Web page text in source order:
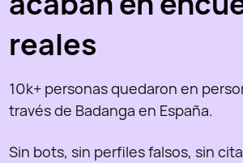
reales
10k+ personas quedaron en
través de Badanga en España.
Sin bots, sin perfiles falsos, sin